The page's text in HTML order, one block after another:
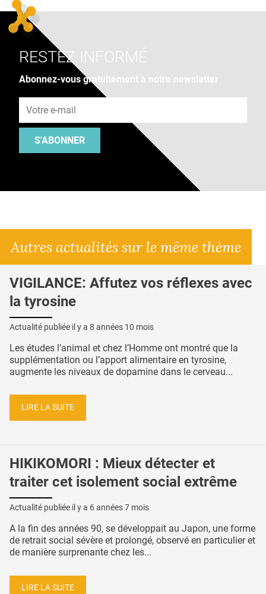
RESTEZ INFORMÉ
Abonnez-vous gratuitement à notre newsletter
S'ABONNER
Autres actualités sur le même thème
VIGILANCE: Affutez vos réflexes avec
la tyrosine
Actualité publiée il y a 8 années 10 mois
Les études l’animal et chez l’Homme ont montré que la
supplémentation ou l’apport alimentaire en tyrosine,
augmente les niveaux de dopamine dans le cerveau...
LIRE LA SUITE
HIKIKOMORI : Mieux détecter et
traiter cet isolement social extrême
Actualité publiée il y a 6 années 7 mois
A la fin des années 90, se développait au Japon, une forme
de retrait social sévère et prolongé, observé en particulier et
de manière surprenante chez les...
LIRE LA SUITE